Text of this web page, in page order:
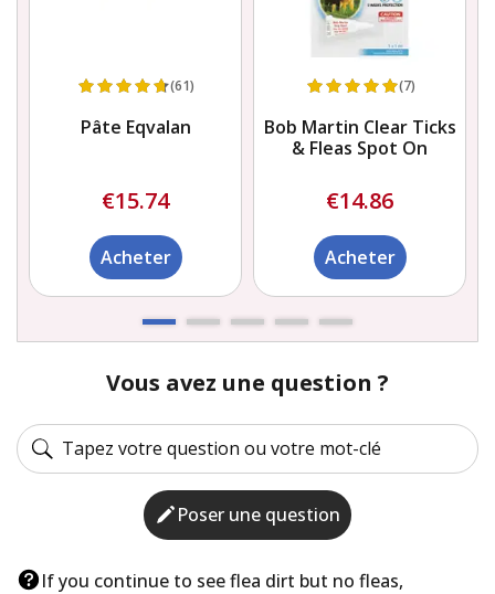
(61)
Pâte Eqvalan
€15.74
Acheter
(7)
Bob Martin Clear Ticks
& Fleas Spot On
€14.86
Acheter
Vous avez une question ?
Poser une question
If you continue to see flea dirt but no fleas,